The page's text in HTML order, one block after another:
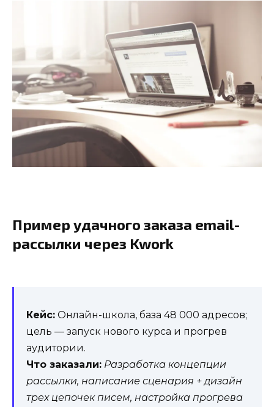
Пример удачного заказа email-
рассылки через Kwork
Кейс: Онлайн-школа, база 48 000 адресов;
цель — запуск нового курса и прогрев
аудитории.
Что заказали: Разработка концепции
рассылки, написание сценария + дизайн
трех цепочек писем, настройка прогрева